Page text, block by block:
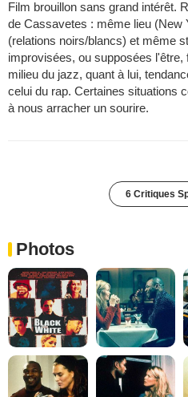
Film brouillon sans grand intérêt.
de Cassavetes : même lieu (New
(relations noirs/blancs) et même
improvisées, ou supposées l'être,
milieu du jazz, quant à lui,
celui du rap. Certaines situations
à nous arracher un sourire.
6 Critiques
Photos